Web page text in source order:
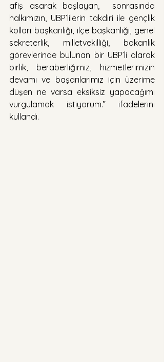
afiş asarak başlayan,  sonrasında
halkımızın, UBP’lilerin takdiri ile gençlik
kolları başkanlığı, ilçe başkanlığı, genel
sekreterlik, milletvekilliği, bakanlık
görevlerinde bulunan bir UBP’li olarak
birlik, beraberliğimiz, hizmetlerimizin
devamı ve başarılarımız için üzerime
düşen ne varsa eksiksiz yapacağımı
vurgulamak istiyorum.” ifadelerini
kullandı.